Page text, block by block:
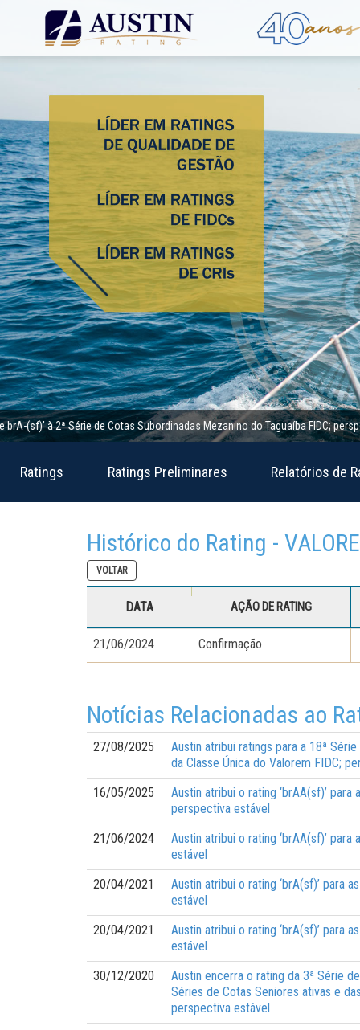
2ª Série de Cotas Subordinadas Mezanino do Taguaíba FIDC; perspectiva
Ratings Ratings Preliminares Relatórios de
Histórico do Rating -
VOLTAR
DATA AÇÃO DE RATING
21/06/2024 Confirmação
Notícias Relacionadas ao
27/08/2025
Austin atribui ratings para a 18ª
da Classe Única do Valorem FIDC;
16/05/2025
Austin atribui o rating ‘brAA(sf)’
perspectiva estável
21/06/2024
Austin atribui o rating ‘brAA(sf)’
estável
20/04/2021
Austin atribui o rating ‘brA(sf)’ para
estável
20/04/2021
Austin atribui o rating ‘brA(sf)’ para
estável
30/12/2020
Austin encerra o rating da 3ª Série
Séries de Cotas Seniores ativas e
perspectiva estável